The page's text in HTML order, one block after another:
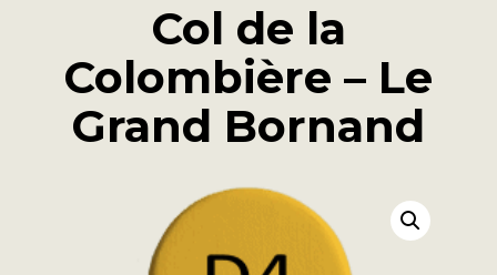
Col de la
Colombière – Le
Grand Bornand